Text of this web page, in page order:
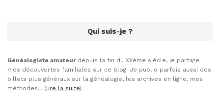
Qui suis-je ?
Généalogiste amateurdepuis la fin du XXème siècle, je partage
mes découvertes familiales sur ce blog. Je publie parfois aussi des
billets plus généraux sur la généalogie, les archives en ligne, mes
méthodes... (lire la suite).